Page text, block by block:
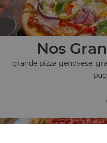
Nos
grande pizza genovese,